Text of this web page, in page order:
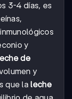
3-4 días, es
y
de
y
que laleche